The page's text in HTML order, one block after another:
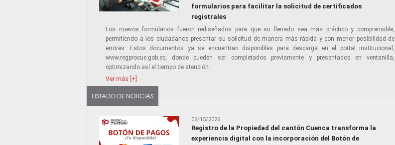
LISTADO DE NOTICIAS
formularios para facilitar la solicitud de certificados
registrales
Los nuevos formularios fueron rediseñados para que su llenado sea más práctico y comprensible,
permitiendo a los ciudadanos presentar su solicitud de manera más rápida y con menor posibilidad de
errores. Estos documentos ya se encuentran disponibles para descarga en el portal institucional,
www.regprocue.gob.ec, donde pueden ser completados previamente y presentados en ventanilla,
optimizando así el tiempo de atención.
Ver más [+]
06/15/2026
Registro de la Propiedad del cantón Cuenca transforma la
experiencia digital con la incorporación del Botón de